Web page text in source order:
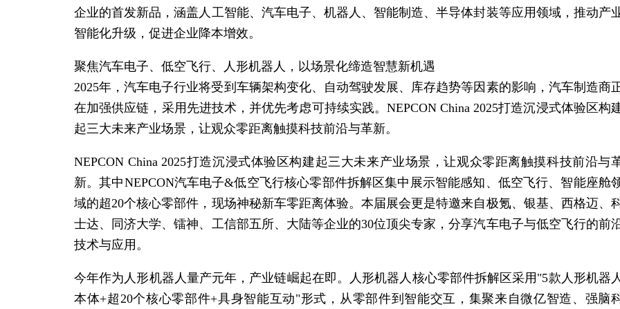
企业的首发新品，涵盖人工智能、汽车电子、机器人、智能制造、半导体封装等应用领域，推动产
智能化升级，促进企业降本增效。
聚焦汽车电子、低空飞行、人形机器人，以场景化缔造智慧新机遇
2025年，汽车电子行业将受到车辆架构变化、自动驾驶发展、库存趋势等因素的影响，汽车制造商
在加强供应链，采用先进技术，并优先考虑可持续实践。NEPCON China 2025打造沉浸式体验区构
起三大未来产业场景，让观众零距离触摸科技前沿与革新。
NEPCON China 2025打造沉浸式体验区构建起三大未来产业场景，让观众零距离触摸科技前沿与
新。其中NEPCON汽车电子&低空飞行核心零部件拆解区集中展示智能感知、低空飞行、 智能座舱
域的超20个核心零部件，现场神秘新车零距离体验。本届展会更是特邀来自极氪、银基、西格迈、
士达、同济大学、镭神、工信部五所、大陆等企业的30位顶尖专家，分享汽车电子与低空飞行的前
技术与应用。
今年作为人形机器人量产元年，产业链崛起在即。人形机器人核心零部件拆解区采用"5款人形机器
本体+超20个核心零部件+具身智能互动"形式，从零部件到智能交互，集聚来自微亿智造、强脑